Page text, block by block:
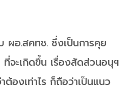
ผอ.สคทช. ซึ่งเป็นการคุย
ที่จะเกิดขึ้น เรื่องสัดส่วนอนุฯ
ต้องเท่าไร ก็ถือว่าเป็นแนว